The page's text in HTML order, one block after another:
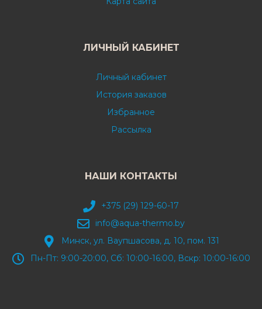
ЛИЧНЫЙ КАБИНЕТ
Личный кабинет
История заказов
Избранное
Рассылка
НАШИ КОНТАКТЫ
+375 (29) 129-60-17
info@aqua-thermo.by
Минск, ул. Ваупшасова, д. 10, пом. 131
Пн-Пт: 9:00-20:00, Сб: 10:00-16:00, Вскр: 10:00-16:00